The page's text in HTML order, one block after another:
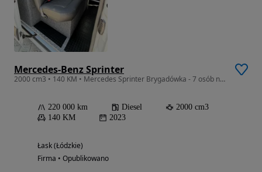
Mercedes-Benz Sprinter
2000 cm3 • 140 KM • Mercedes Sprinter Brygadówka - 7 osób nr.32
220 000 km Diesel
2000 cm3
140 KM
2023
Łask (Łódzkie)
Firma • Opublikowano